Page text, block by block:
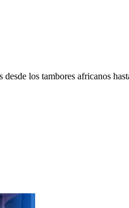
los tambores africanos